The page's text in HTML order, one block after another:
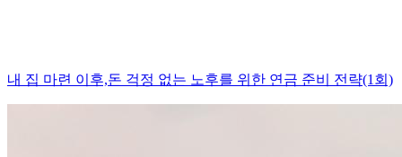
내 집 마련 이후,돈 걱정 없는 노후를 위한 연금 준비 전략(1회)